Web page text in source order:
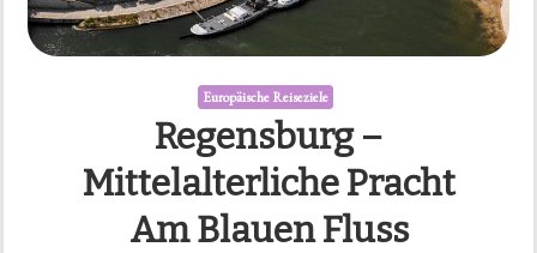
Europäische Reiseziele
Regensburg –
Mittelalterliche Pracht
Am Blauen Fluss